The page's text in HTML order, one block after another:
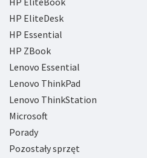
HP EliteDesk
HP Essential
HP ZBook
Lenovo Essential
Lenovo ThinkPad
Lenovo ThinkStation
Microsoft
Porady
Pozostały sprzęt